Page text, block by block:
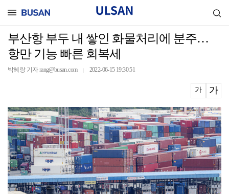
부산항 부두 내 쌓인 화물처리에 분주…
항만 기능 빠른 회복세
박혜랑 기자 rang@busan.com 2022-06-15 19:30:51
가 가